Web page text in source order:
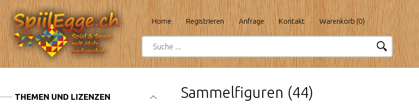
Home Registrieren Anfrage Kontakt Warenkorb (0)
THEMEN UND LIZENZEN Sammelfiguren (44)